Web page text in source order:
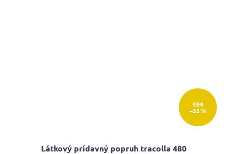
€24
–33 %
Látkový prídavný popruh tracolla 480